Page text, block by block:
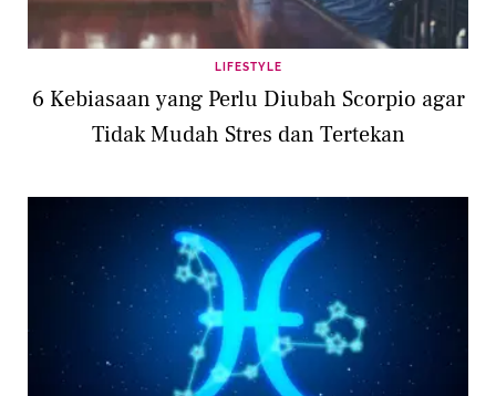
LIFESTYLE
6 Kebiasaan yang Perlu Diubah Scorpio agar
Tidak Mudah Stres dan Tertekan